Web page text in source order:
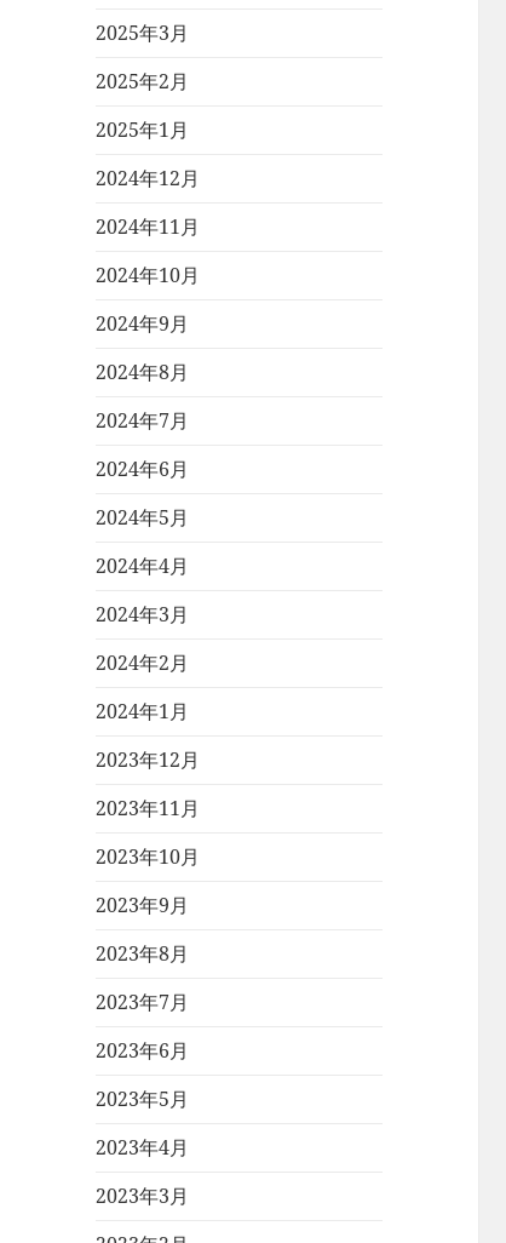
2025年3月
2025年2月
2025年1月
2024年12月
2024年11月
2024年10月
2024年9月
2024年8月
2024年7月
2024年6月
2024年5月
2024年4月
2024年3月
2024年2月
2024年1月
2023年12月
2023年11月
2023年10月
2023年9月
2023年8月
2023年7月
2023年6月
2023年5月
2023年4月
2023年3月